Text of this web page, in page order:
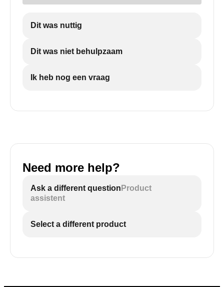
Dit was nuttig
Dit was niet behulpzaam
Ik heb nog een vraag
Need more help?
Ask a different question Product
assistent
Select a different product